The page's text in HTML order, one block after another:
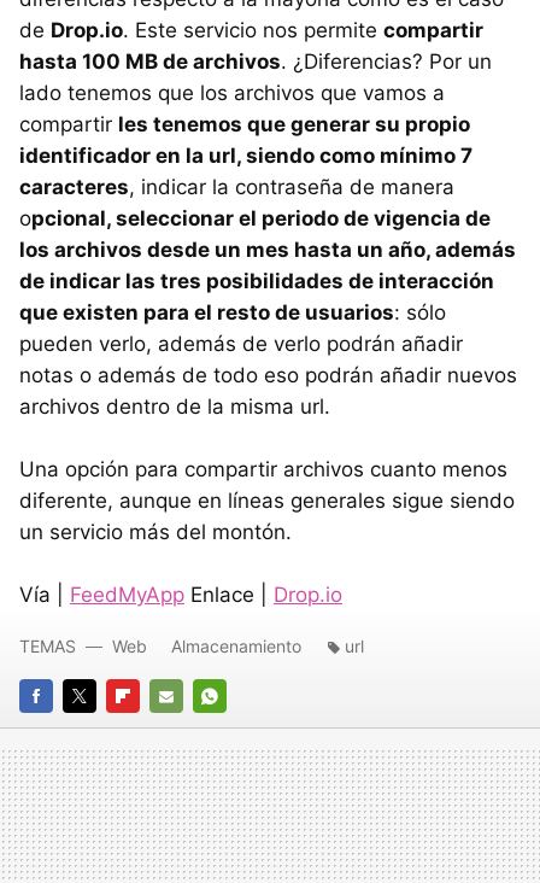
de Drop.io. Este servicio nos permite compartir
hasta 100 MB de archivos. ¿Diferencias? Por un
lado tenemos que los archivos que vamos a
compartir les tenemos que generar su propio
identificador en la url, siendo como mínimo 7
caracteres, indicar la contraseña de manera
opcional, seleccionar el periodo de vigencia de
los archivos desde un mes hasta un año, además
de indicar las tres posibilidades de interacción
que existen para el resto de usuarios: sólo
pueden verlo, además de verlo podrán añadir
notas o además de todo eso podrán añadir nuevos
archivos dentro de la misma url.
Una opción para compartir archivos cuanto menos
diferente, aunque en líneas generales sigue siendo
un servicio más del montón.
Vía | FeedMyApp Enlace | Drop.io
FACEBOOK
TWITTERFLIPBOARD
E-
MAIL
WHATSAPP
TEMAS Web Almacenamiento url